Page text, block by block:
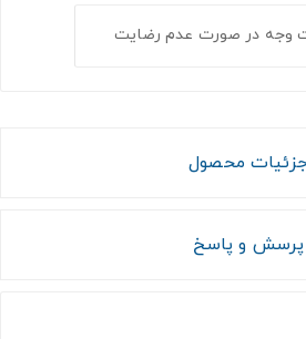
وجه در صورت عدم رضایت
محصول
پرسش و پاسخ